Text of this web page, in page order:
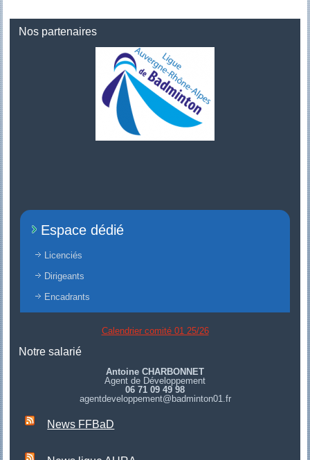
Nos partenaires
Espace dédié
Licenciés
Dirigeants
Encadrants
Calendrier comité 01 25/26
Notre salarié
Antoine CHARBONNET
Agent de Développement
06 71 09 49 98
agentdeveloppement@badminton01.fr
News FFBaD